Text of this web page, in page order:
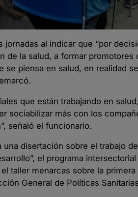
al indicar que “por
de la salud, a formar promotores
se piensa en salud, en realidad
que están trabajando en
sociabilizar más con los
señaló el funcionario.
disertación sobre el trabajo
el programa
taller menarcas sobre la
General de Políticas